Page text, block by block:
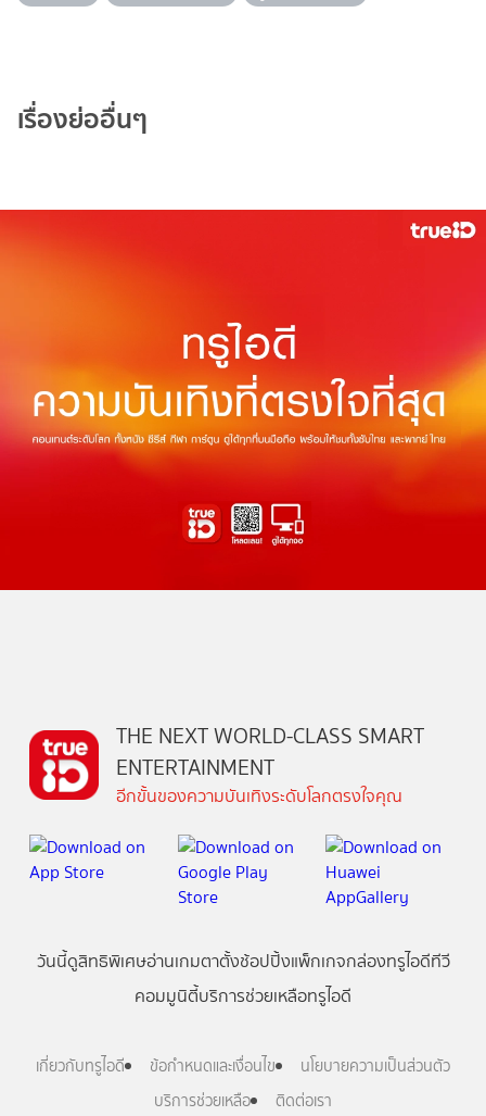
เรื่องย่ออื่นๆ
THE NEXT WORLD-CLASS SMART
ENTERTAINMENT
อีกขั้นของความบันเทิงระดับโลกตรงใจคุณ
วันนี้ดูสิทธิพิเศษอ่านเกมตาตั้งช้อปปิ้งแพ็กเกจกล่องทรูไอดีทีวี
คอมมูนิตี้บริการช่วยเหลือทรูไอดี
เกี่ยวกับทรูไอดี ข้อกำหนดและเงื่อนไข
นโยบายความเป็นส่วนตัว
บริการช่วยเหลือ
ติดต่อเรา